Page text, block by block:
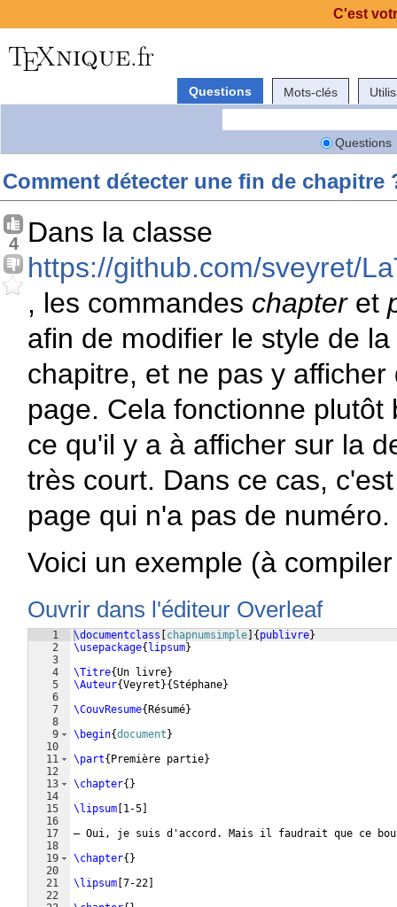
Questions Mots-clés
Questions
Comment détecter une fin de chapitre
4 Dans la classe
https://github.com/sveyret/
, les commandes chapteret
afin de modifier le style de
chapitre, et ne pas y
page. Cela fonctionne plutôt
ce qu'il y a à afficher sur la
très court. Dans ce cas,
page qui n'a pas de numéro.
Voici un exemple (à
Ouvrir dans l'éditeur Overleaf
1
2
3
4
5
6
7
8
9
10
11
12
13
14
15
16
17
18
19
20
21
22
\documentclass chapnumsimple { publivre}
\usepackage{ lipsum}
\Titre{Un livre}
\Auteur{Veyret }{Stéphane}
\CouvResume{ Résumé}
\begin{document }
\part{ Première partie}
\chapter{ }
\lipsum 1-5
— Oui, je suis d'accord. Mais il faudrait que ce
\chapter{ }
\lipsum 7-22
C'est